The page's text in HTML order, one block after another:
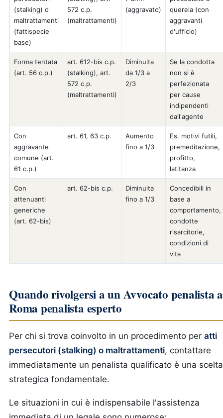
(stalking) o
maltrattamenti
(fattispecie
base)
572 c.p.
(maltrattamenti)
(aggravato)
querela (con
aggravanti
d'ufficio)
Forma tentata
(art. 56 c.p.)
art. 612-bis c.p.
(stalking), art.
572 c.p.
(maltrattamenti)
Diminuita
da 1/3 a
2/3
Se la condotta
non si è
perfezionata
per cause
indipendenti
dall'agente
Con
aggravante
comune (art.
61 c.p.)
art. 61, 63 c.p.
Aumento
fino a 1/3
Es. motivi futili,
premeditazione,
profitto,
latitanza
Con
attenuanti
generiche
(art. 62-bis)
art. 62-bis c.p.
Diminuita
fino a 1/3
Concedibili in
base a
comportamento,
condotte
risarcitorie,
condizioni di
vita
Quando rivolgersi a un Avvocato penalista a
Roma penalista esperto
Per chi si trova coinvolto in un procedimento per atti
persecutori (stalking) o maltrattamenti, contattare
immediatamente un penalista qualificato è una scelta
strategica fondamentale.
Le situazioni in cui è indispensabile l'assistenza